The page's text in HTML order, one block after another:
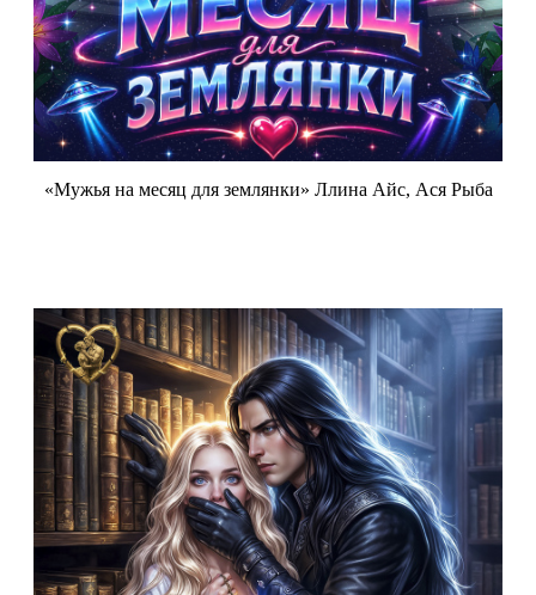
«Мужья на месяц для землянки» Ллина Айс, Ася Рыба